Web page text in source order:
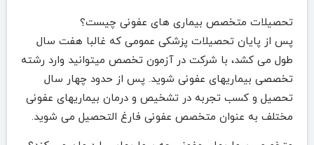
تحصیلات متخصص بیماری های عفونی چیست؟
پس از پایان تحصیلات پزشکی عمومی که غالبا هفت سال
طول می کشد، با شرکت در آزمون تخصص میتوانید وارد رشته
تخصصی بیماریهای عفونی شوید. پس از حدود چهار سال
تحصیل و کسب تجربه در تشخیص و درمان بیماریهای عفونی
مختلف به عنوان متخصص عفونی فارغ التحصیل می شوید.